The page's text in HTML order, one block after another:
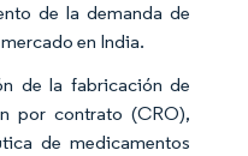
de la demanda de
en India.
de la fabricación de
por contrato (CRO),
de medicamentos